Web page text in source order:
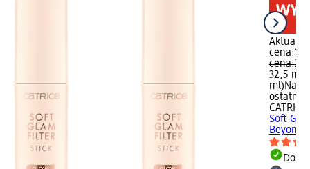
Aktualna
cena:
cena:
32,5 ml
ml)
CATRICE
Soft